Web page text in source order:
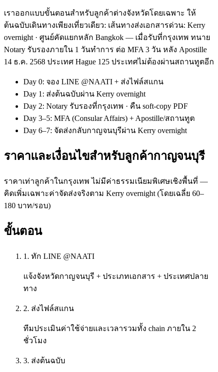
เราออกแบบขั้นตอนสำหรับลูกค้าต่างจังหวัดโดยเฉพาะ ให้
ต้นฉบับเดินทางเพียงเที่ยวเดียว: เส้นทางส่งเอกสารด่วน: Kerry
overnight · ศูนย์คัดแยกหลัก Bangkok — เมื่อรับที่กรุงเทพ ทนาย
Notary รับรองภายใน 1 วันทำการ ต่อ MFA 3 วัน หลัง Apostille
14 ธ.ค. 2568 ประเทศ Hague 125 ประเทศไม่ต้องผ่านสถานทูตอีก
Day 0: จอง LINE @NAATI + ส่งไฟล์สแกน
Day 1: ส่งต้นฉบับผ่าน Kerry overnight
Day 2: Notary รับรองที่กรุงเทพ · คืน soft-copy PDF
Day 3–5: MFA (Consular Affairs) + Apostille/สถานทูต
Day 6–7: จัดส่งกลับกาญจนบุรีผ่าน Kerry overnight
ราคาและเงื่อนไขสำหรับลูกค้ากาญจนบุรี
ราคาเท่าลูกค้าในกรุงเทพ ไม่มีค่าธรรมเนียมพิเศษเชิงพื้นที่ —
คิดเพิ่มเฉพาะค่าจัดส่งจริงตาม Kerry overnight (โดยเฉลี่ย 60–
180 บาท/รอบ)
ขั้นตอน
1. ทัก LINE @NAATI
แจ้งจังหวัดกาญจนบุรี + ประเภทเอกสาร + ประเทศปลาย
ทาง
2. ส่งไฟล์สแกน
ทีมประเมินค่าใช้จ่ายและเวลารวมทั้ง chain ภายใน 2
ชั่วโมง
3. ส่งต้นฉบับ